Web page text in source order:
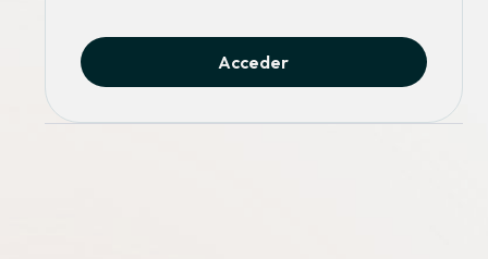
Acceder